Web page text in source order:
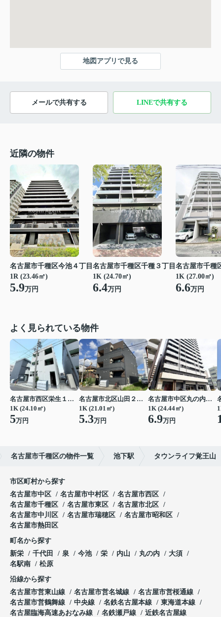
地図アプリで見る
メールで共有する LINEで共有する
近隣の物件
名古屋市千種区今池４丁目
1R (23.46㎡)
5.9万円
名古屋市千種区千種３丁目
1K (24.70㎡)
6.4万円
名古屋市千種
1K (27.00㎡)
6.6万円
よく見られている物件
名古屋市西区栄生１丁目
1K (24.10㎡)
5万円
名古屋市北区山田２丁目
1K (21.01㎡)
5.3万円
名古屋市中区丸の内２丁目
1K (24.44㎡)
6.9万円
名古屋市千種区の物件一覧 池下駅 タウンライフ覚王山
市区町村から探す
名古屋市中区
名古屋市中村区
名古屋市西区
名古屋市千種区
名古屋市東区
名古屋市北区
名古屋市中川区
名古屋市瑞穂区
名古屋市昭和区
名古屋市熱田区
町名から探す
新栄
千代田 泉 今池 栄 内山 丸の内
大須
名駅南
松原
沿線から探す
名古屋市営東山線
名古屋市営名城線
名古屋市営桜通線
名古屋市営鶴舞線
中央線 名鉄名古屋本線
東海道本線
名古屋臨海高速あおなみ線
名鉄瀬戸線 近鉄名古屋線